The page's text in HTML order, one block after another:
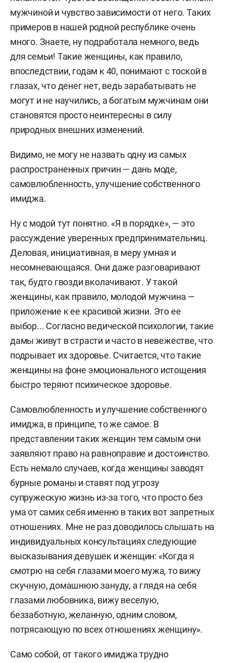
мужчиной и чувство зависимости от него. Таких
примеров в нашей родной республике очень
много. Знаете, ну подработала немного, ведь
для семьи! Такие женщины, как правило,
впоследствии, годам к 40, понимают с тоской в
глазах, что денег нет, ведь зарабатывать не
могут и не научились, а богатым мужчинам они
становятся просто неинтересны в силу
природных внешних изменений.
Видимо, не могу не назвать одну из самых
распространенных причин — дань моде,
самовлюбленность, улучшение собственного
имиджа.
Ну с модой тут понятно. «Я в порядке», — это
рассуждение уверенных предпринимательниц.
Деловая, инициативная, в меру умная и
несомневающаяся. Они даже разговаривают
так, будто гвозди вколачивают. У такой
женщины, как правило, молодой мужчина —
приложение к ее красивой жизни. Это ее
выбор... Согласно ведической психологии, такие
дамы живут в страсти и часто в невежестве, что
подрывает их здоровье. Считается, что такие
женщины на фоне эмоционального истощения
быстро теряют психическое здоровье.
Самовлюбленность и улучшение собственного
имиджа, в принципе, то же самое. В
представлении таких женщин тем самым они
заявляют право на равноправие и достоинство.
Есть немало случаев, когда женщины заводят
бурные романы и ставят под угрозу
супружескую жизнь из-за того, что просто без
ума от самих себя именно в таких вот запретных
отношениях. Мне не раз доводилось слышать на
индивидуальных консультациях следующие
высказывания девушек и женщин: «Когда я
смотрю на себя глазами моего мужа, то вижу
скучную, домашнюю зануду, а глядя на себя
глазами любовника, вижу веселую,
беззаботную, желанную, одним словом,
потрясающую по всех отношениях женщину».
Само собой, от такого имиджа трудно